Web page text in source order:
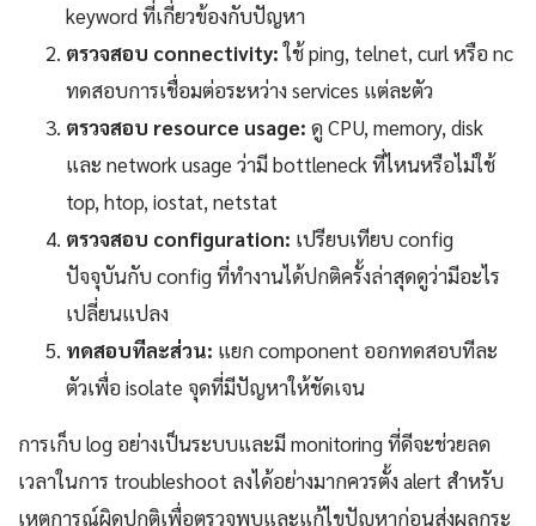
keyword ที่เกี่ยวข้องกับปัญหา
ตรวจสอบ connectivity:ใช้ ping, telnet, curl หรือ nc
ทดสอบการเชื่อมต่อระหว่าง services แต่ละตัว
ตรวจสอบ resource usage: ดู CPU, memory, disk
และ network usage ว่ามี bottleneck ที่ไหนหรือไม่ใช้
top, htop, iostat, netstat
ตรวจสอบ configuration: เปรียบเทียบ config
ปัจจุบันกับ config ที่ทำงานได้ปกติครั้งล่าสุดดูว่ามีอะไร
เปลี่ยนแปลง
ทดสอบทีละส่วน: แยก component ออกทดสอบทีละ
ตัวเพื่อ isolate จุดที่มีปัญหาให้ชัดเจน
การเก็บ log อย่างเป็นระบบและมี monitoring ที่ดีจะช่วยลด
เวลาในการ troubleshoot ลงได้อย่างมากควรตั้ง alert สำหรับ
เหตุการณ์ผิดปกติเพื่อตรวจพบและแก้ไขปัญหาก่อนส่งผลกระ